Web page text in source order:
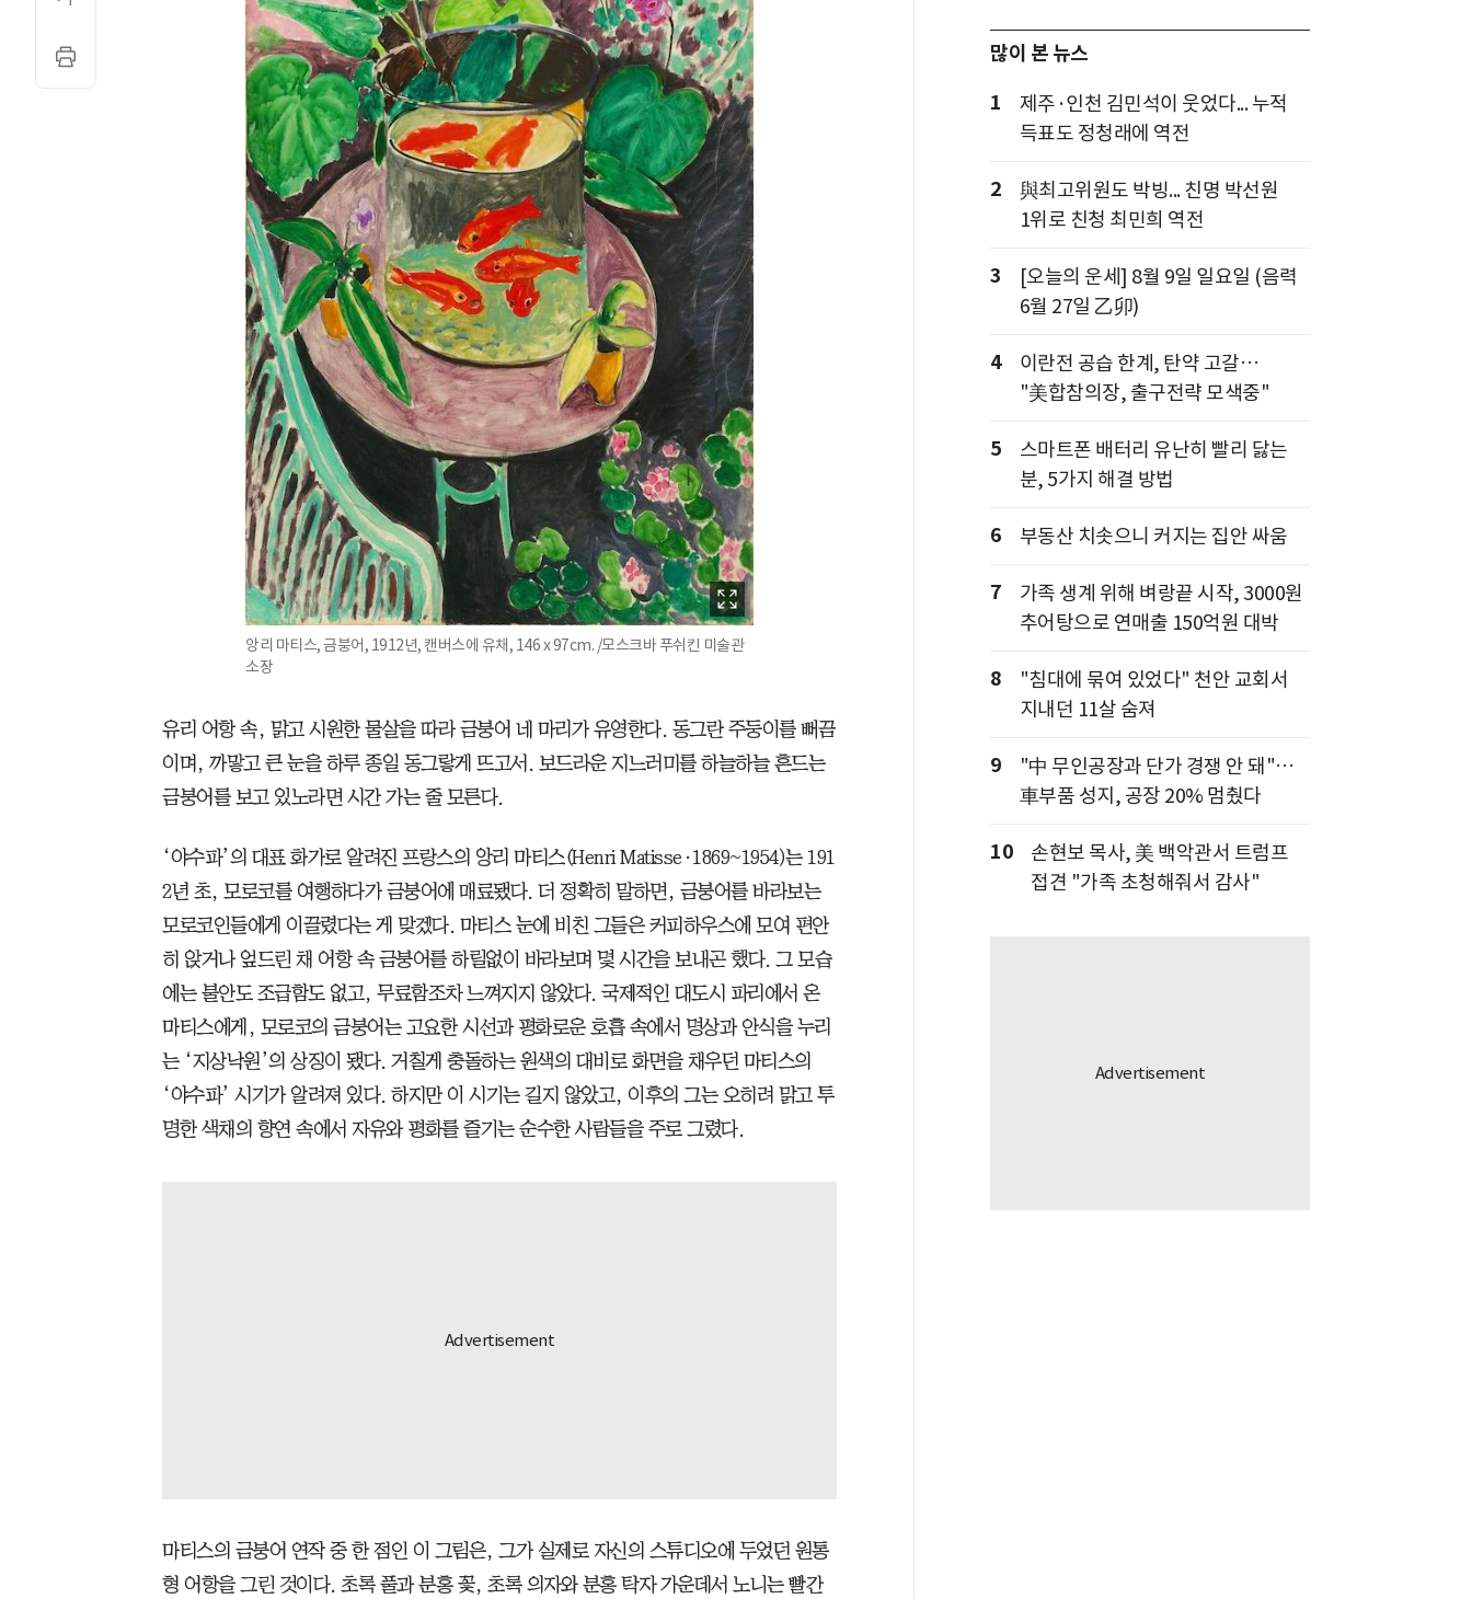
앙리 마티스, 금붕어, 1912년, 캔버스에 유채, 146 x 97cm. /모스크바 푸쉬킨 미술관
소장
유리 어항 속, 맑고 시원한 물살을 따라 금붕어 네 마리가 유영한다. 동그란 주둥이를 뻐끔
이며, 까맣고 큰 눈을 하루 종일 동그랗게 뜨고서. 보드라운 지느러미를 하늘하늘 흔드는
금붕어를 보고 있노라면 시간 가는 줄 모른다.
‘야수파’의 대표 화가로 알려진 프랑스의 앙리 마티스(Henri Matisse·1869~1954)는 191
2년 초, 모로코를 여행하다가 금붕어에 매료됐다. 더 정확히 말하면, 금붕어를 바라보는
모로코인들에게 이끌렸다는 게 맞겠다. 마티스 눈에 비친 그들은 커피하우스에 모여 편안
히 앉거나 엎드린 채 어항 속 금붕어를 하릴없이 바라보며 몇 시간을 보내곤 했다. 그 모습
에는 불안도 조급함도 없고, 무료함조차 느껴지지 않았다. 국제적인 대도시 파리에서 온
마티스에게, 모로코의 금붕어는 고요한 시선과 평화로운 호흡 속에서 명상과 안식을 누리
는 ‘지상낙원’의 상징이 됐다. 거칠게 충돌하는 원색의 대비로 화면을 채우던 마티스의
‘야수파’ 시기가 알려져 있다. 하지만 이 시기는 길지 않았고, 이후의 그는 오히려 맑고 투
명한 색채의 향연 속에서 자유와 평화를 즐기는 순수한 사람들을 주로 그렸다.
마티스의 금붕어 연작 중 한 점인 이 그림은, 그가 실제로 자신의 스튜디오에 두었던 원통
형 어항을 그린 것이다. 초록 풀과 분홍 꽃, 초록 의자와 분홍 탁자 가운데서 노니는 빨간
많이 본 뉴스
1
제주·인천 김민석이 웃었다... 누적
득표도 정청래에 역전
2
與최고위원도 박빙... 친명 박선원
1위로 친청 최민희 역전
3
[오늘의 운세] 8월 9일 일요일 (음력
6월 27일 乙卯)
4
이란전 공습 한계, 탄약 고갈…
"美합참의장, 출구전략 모색중"
5
스마트폰 배터리 유난히 빨리 닳는
분, 5가지 해결 방법
6 부동산 치솟으니 커지는 집안 싸움
7
가족 생계 위해 벼랑끝 시작, 3000원
추어탕으로 연매출 150억원 대박
8
"침대에 묶여 있었다" 천안 교회서
지내던 11살 숨져
9
"中 무인공장과 단가 경쟁 안 돼"…
車부품 성지, 공장 20% 멈췄다
10
손현보 목사, 美 백악관서 트럼프
접견 "가족 초청해줘서 감사"